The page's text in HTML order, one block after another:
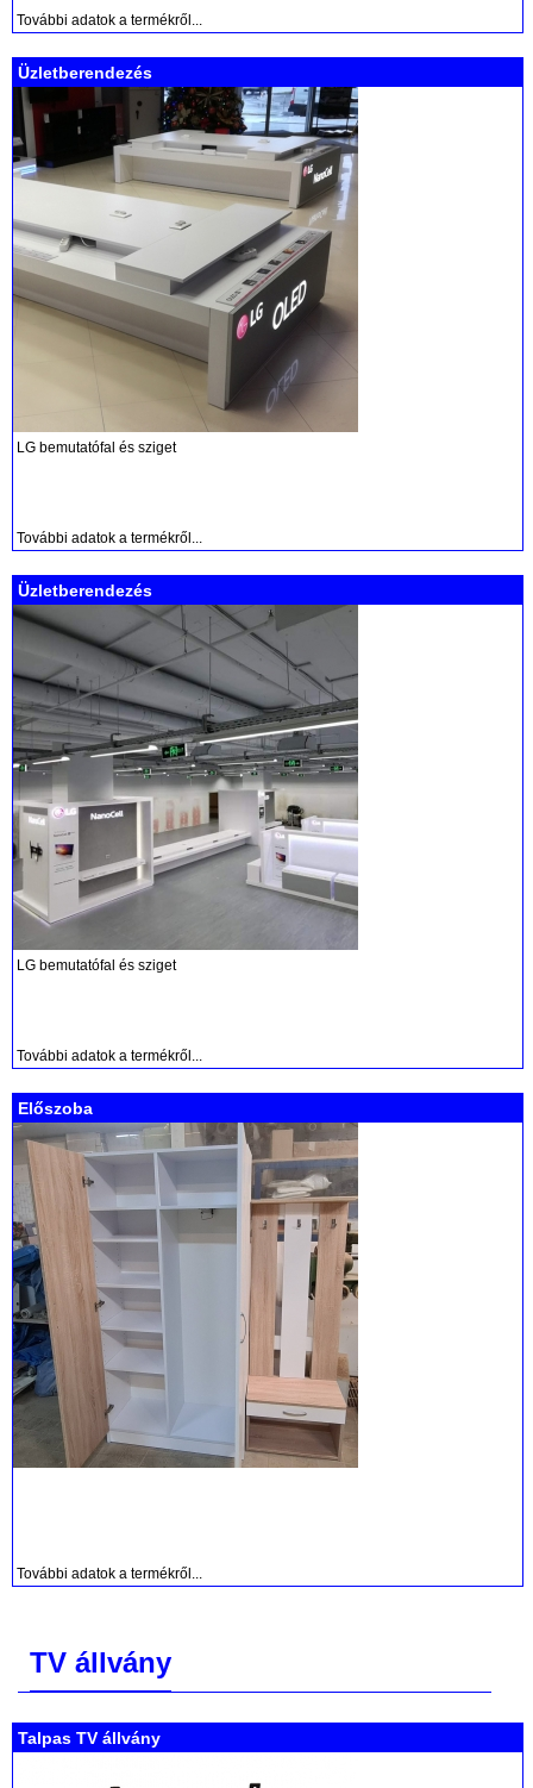
További adatok a termékről...
Üzletberendezés
LG bemutatófal és sziget
További adatok a termékről...
Üzletberendezés
LG bemutatófal és sziget
További adatok a termékről...
Előszoba
További adatok a termékről...
TV állvány
Talpas TV állvány